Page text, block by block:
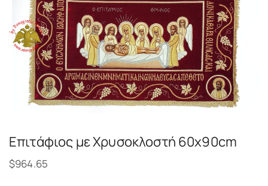
Επιτάφιος με Χρυσοκλοστή 60x90cm
$964.65